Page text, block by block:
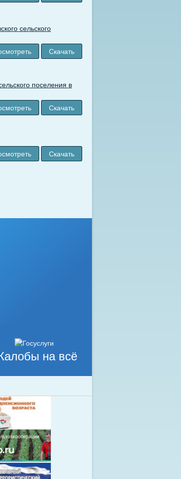
сельского
Скачать
поселения в
Скачать
Скачать
на всё